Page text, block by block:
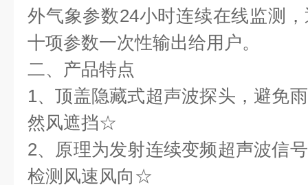
外气象参数24小时连续在线监测
十项参数一次性输出给用户。
二、产品特点
1、顶盖隐藏式超声波探头，避免
然风遮挡☆
2、原理为发射连续变频超声波信
检测风速风向☆